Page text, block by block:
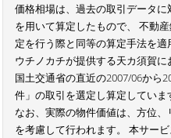
価格相場は、過去の取引データ
を用いて算定したもので、 不動
定を行う際と同等の算定手法を適
ウチノカチが提供する天カ須賀に
国土交通省の直近の2007/06から
件」の取引を選定し算定していま
なお、実際の物件価値は、方位
を考慮して行われます。 本サー